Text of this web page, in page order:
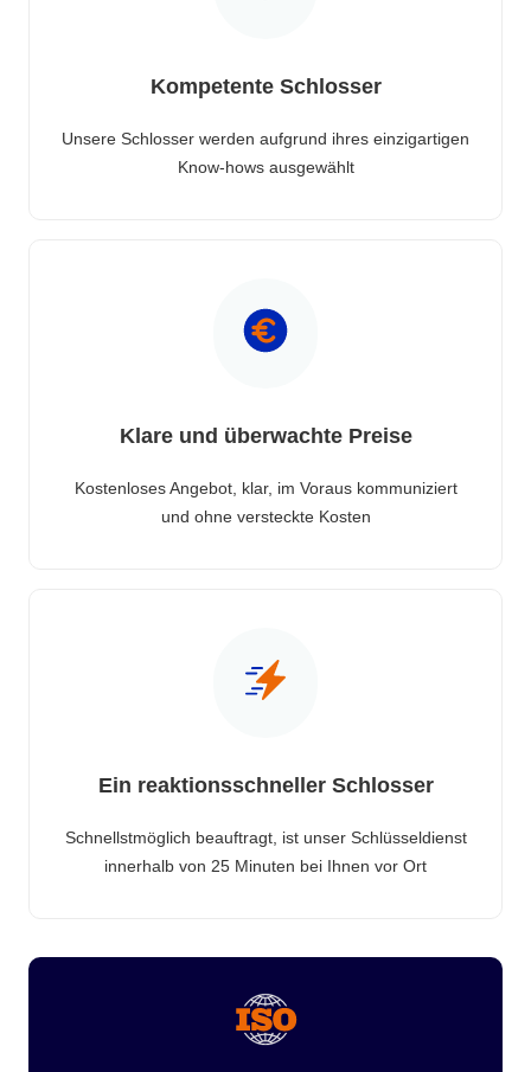
Kompetente Schlosser
Unsere Schlosser werden aufgrund ihres einzigartigen
Know-hows ausgewählt
Klare und überwachte Preise
Kostenloses Angebot, klar, im Voraus kommuniziert
und ohne versteckte Kosten
Ein reaktionsschneller Schlosser
Schnellstmöglich beauftragt, ist unser Schlüsseldienst
innerhalb von 25 Minuten bei Ihnen vor Ort